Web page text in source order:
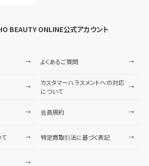
BEAUTY ONLINE公式アカウント
よくあるご質問
カスタマーハラスメントへの対応
について
会員規約
特定商取引法に基づく表記